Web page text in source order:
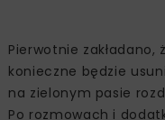
Pierwotnie
konieczne będzie
na zielonym pasie
Po rozmowach i